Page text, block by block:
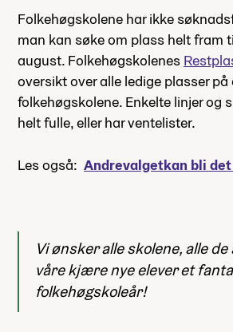
Folkehøgskolene har ikke
man kan søke om plass helt fram
august. Folkehøgskolenes
oversikt over alle ledige plasser på
folkehøgskolene. Enkelte linjer og
helt fulle, eller har ventelister.
Les også: Andrevalgetkan bli
Vi ønsker alle skolene, alle
våre kjære nye elever et
folkehøgskoleår!